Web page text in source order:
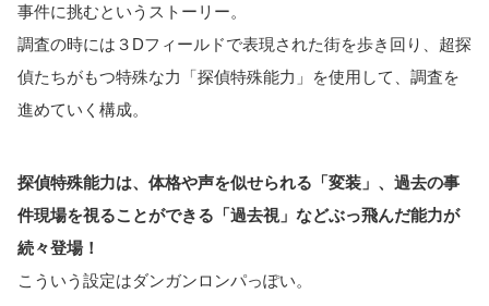
事件に挑むというストーリー。
調査の時には３Dフィールドで表現された街を歩き回り、超探
偵たちがもつ特殊な力「探偵特殊能力」を使用して、調査を
進めていく構成。
探偵特殊能力は、体格や声を似せられる「変装」、過去の事
件現場を視ることができる「過去視」などぶっ飛んだ能力が
続々登場！
こういう設定はダンガンロンパっぽい。